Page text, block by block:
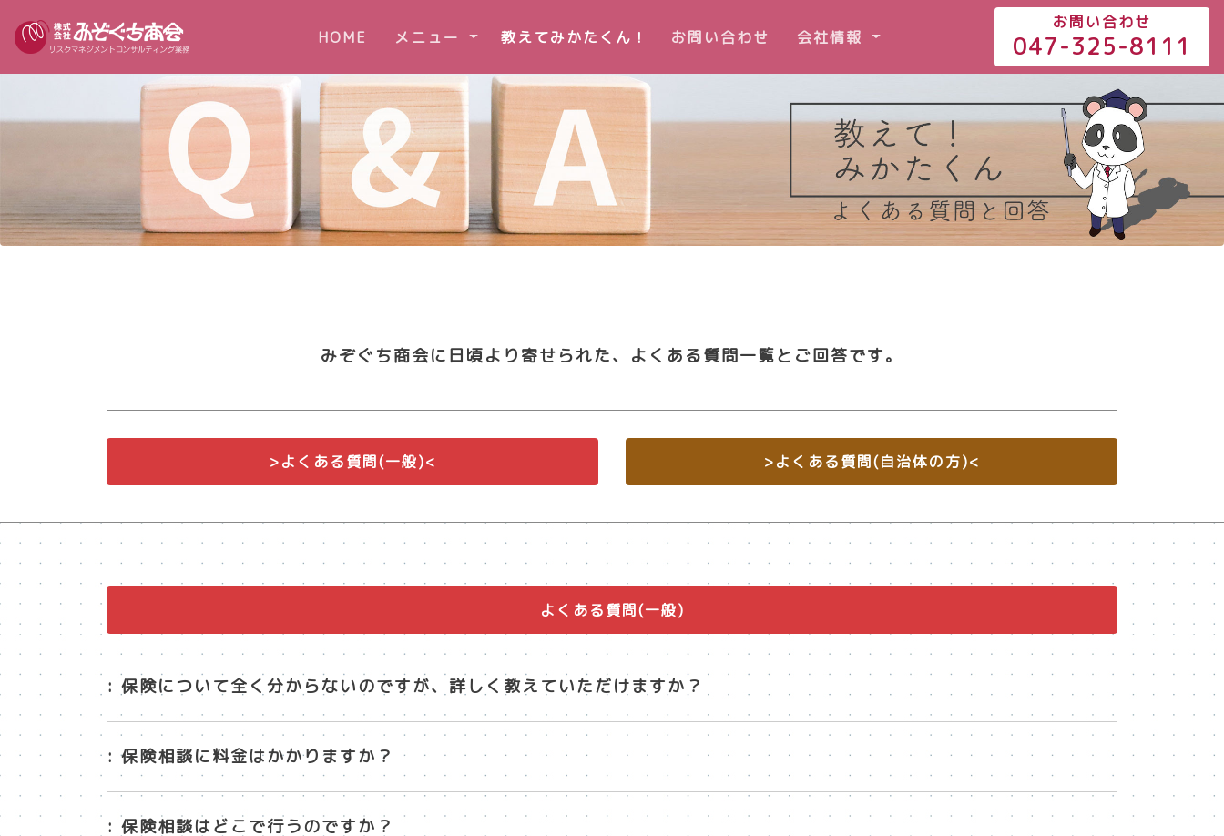
HOME (current)
メニュー 教えてみかたくん！ お問い合わせ 会社情報
お問い合わせ
047-325-8111
みぞぐち商会に日頃より寄せられた、よくある質問一覧とご回答です。
>よくある質問(一般)< >よくある質問(自治体の方)<
よくある質問(一般)
: 保険について全く分からないのですが、詳しく教えていただけますか？
: 保険相談に料金はかかりますか？
: 保険相談はどこで行うのですか？